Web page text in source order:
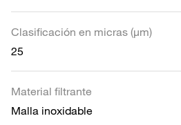
Clasificación en micras (µm)
25
Material filtrante
Malla inoxidable